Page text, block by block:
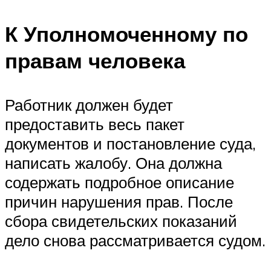
К Уполномоченному по
правам человека
Работник должен будет
предоставить весь пакет
документов и постановление суда,
написать жалобу. Она должна
содержать подробное описание
причин нарушения прав. После
сбора свидетельских показаний
дело снова рассматривается судом.